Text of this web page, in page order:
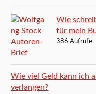
Wie
für mein
386 Aufrufe
Wie viel Geld kann ich
verlangen?